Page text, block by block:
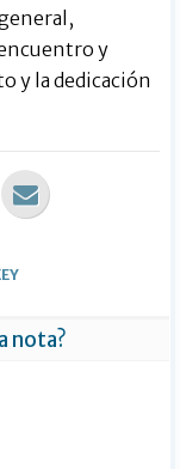
y
y la dedicación
nota?